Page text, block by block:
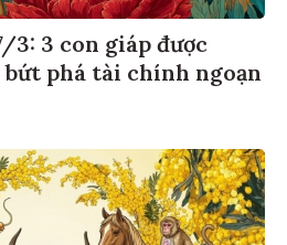
3: 3 con giáp được
phá tài chính ngoạn